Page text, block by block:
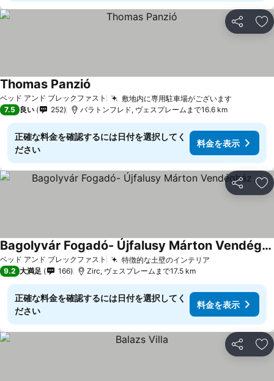
シェア お
ベッド アンド ブレックファスト 敷地内に専用駐車場がございます
Thomas Panzió
7.5 良い 252 バラトンフレド, ヴェスプレームまで16.6 km
正確な料金を確認するには日付を選択してく
ださい
料金を表示
シェア お
ベッド アンド ブレックファスト 特徴的な土壁のインテリア
Bagolyvár Fogadó- Újfalusy Márton Vendégház
9.2 大満足 166 Zirc, ヴェスプレームまで17.5 km
正確な料金を確認するには日付を選択してく
ださい
料金を表示
シェア お